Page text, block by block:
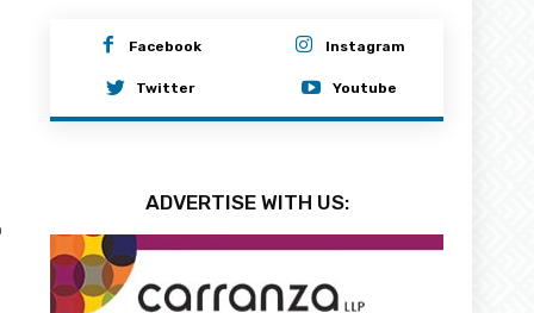
Facebook Instagram
Twitter Youtube
ADVERTISE WITH US: